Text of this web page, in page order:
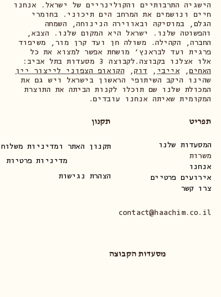
הישגיה התרבותיים והקולינריים של ישראל. אנחנו
חיים ונושמים את המרחב הים תיכוני. בחומרי
הגלם, במוסיקה ובאווירה הנינוחה, השמחה
והפשוטה שלנו. ישראל היא המקום שלנו. הצבא,
החברה, הקהילה. משולה חן ועד קרן מור, משיפוד
פרגית ועד לבראנץ׳ מושחת אפשר למצוא את כל
אלו אצלנו בקבוצה.לקבוצה 3 מסעדות בתל אביב:
האחים
אייבי דוק
הקואופ הצפוני לייצור יין
שהינו היקב השיתופי הראשון בישראל ויש גם את
המכולת שלנו שם תוכלו לקנות הביתה את התוצרת
המקומית שאיתה אנחנו עובדים.
תפריט
המסעדות שלנו
משרות
אנחנו
אירועים פרטיים
צרו קשר
תקנון
תקנון האתר ומדיניות
מדיניות פרטיות
הצהרת נגישות
contact@haachim.co.il
מסעדות הקבוצה